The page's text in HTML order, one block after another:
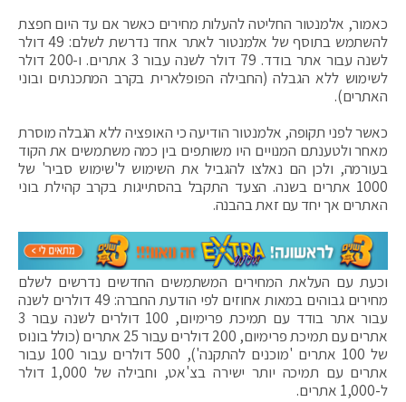
כאמור, אלמנטור החליטה להעלות מחירים כאשר אם עד היום חפצת
להשתמש בתוסף של אלמנטור לאתר אחד נדרשת לשלם: 49 דולר
לשנה עבור אתר בודד. 79 דולר לשנה עבור 3 אתרים. ו-200 דולר
לשימוש ללא הגבלה (החבילה הפופלארית בקרב המתכנתים ובוני
האתרים).
כאשר לפני תקופה, אלמנטור הודיעה כי האופציה ללא הגבלה מוסרת
מאחר ולטענתם המנויים היו משותפים בין כמה משתמשים את הקוד
בעורמה, ולכן הם נאלצו להגביל את השימוש ל'שימוש סביר' של
1000 אתרים בשנה. הצעד התקבל בהסתייגות בקרב קהילת בוני
האתרים אך יחד עם זאת בהבנה.
וכעת עם העלאת המחירים המשתמשים החדשים נדרשים לשלם
מחירים גבוהים במאות אחוזים לפי הודעת החברה: 49 דולרים לשנה
עבור אתר בודד עם תמיכת פרימיום, 100 דולרים לשנה עבור 3
אתרים עם תמיכת פרימיום, 200 דולרים עבור 25 אתרים (כולל בונוס
של 100 אתרים 'מוכנים להתקנה'), 500 דולרים עבור 100 עבור
אתרים עם תמיכה יותר ישירה בצ'אט, וחבילה של 1,000 דולר
ל-1,000 אתרים.